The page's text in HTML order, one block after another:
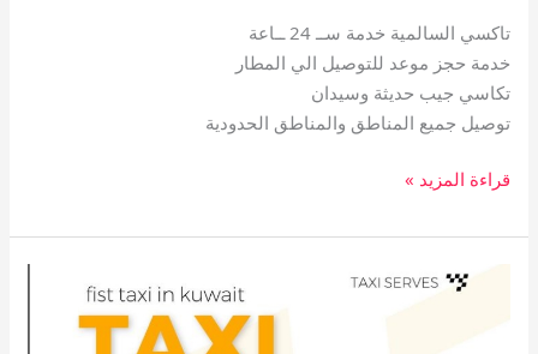
تاكسي السالمية خدمة ســ 24 ــاعة
خدمة حجز موعد للتوصيل الي المطار
تكاسي جيب حديثة وسيدان
توصيل جميع المناطق والمناطق الحدودية
قراءة المزيد »